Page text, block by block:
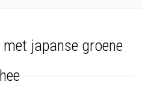
japanse groene